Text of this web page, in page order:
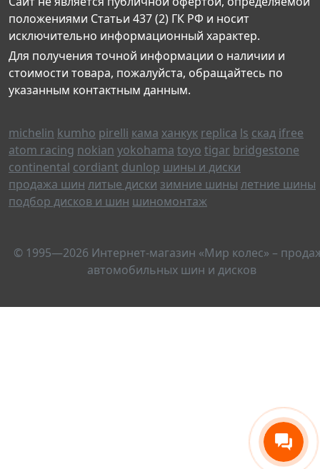
положениями Статьи 437 (2) ГК РФ и носит
исключительно информационный характер.
Для получения точной информации о наличии и
стоимости товара, пожалуйста, обращайтесь по
указанным контактным данным.
michelin kumho pirelli кама ханкук replica ls скад ifree
atom racing nokian yokohama toyo tigar bridgestone
continental cordiant dunlop шины и диски
продажа шин литые диски зимние шины летние шины
подбор дисков и шин шиномонтаж
© 1995—2026 Интернет-магазин «Мир колес» –
автомобильных шин и дисков